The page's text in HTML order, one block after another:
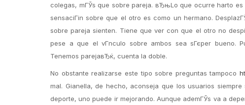
colegas, mГЎs que sobre pareja. вЂњLo que ocurre harto
sensaciГіn sobre que el otro es como un hermano.
sobre pareja sienten. Tiene que ver con que el otro no
pese a que el vГ­nculo sobre ambos sea sГєper bueno.
Tenemos parejaвЂќ, cuenta la doble.
No obstante realizarse este tipo sobre preguntas tampoco
mal. Gianella, de hecho, aconseja que los usuarios
deporte, uno puede ir mejorando. Aunque ademГЎs va a